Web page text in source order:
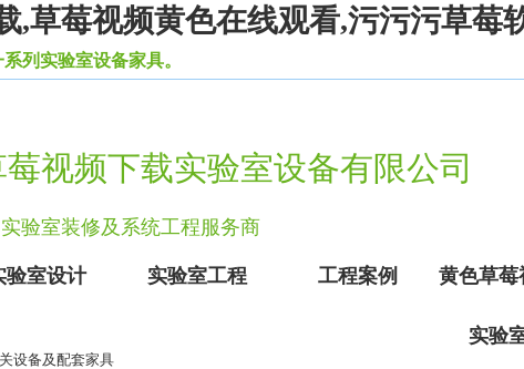
,草莓视频黄色在线观看,污污污草莓
验室设备家具。
视频下载实验室设备有限公司
实验室装修及系统工程服务商
验室设计 实验室工程 工程案例 黄色草
实验
设备及配套家具